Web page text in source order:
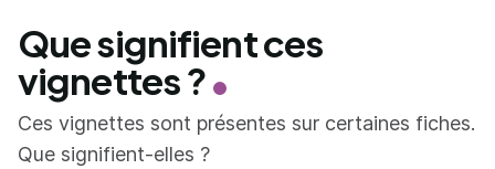
Que signifient ces
vignettes ?
Ces vignettes sont présentes sur certaines fiches.
Que signifient-elles ?